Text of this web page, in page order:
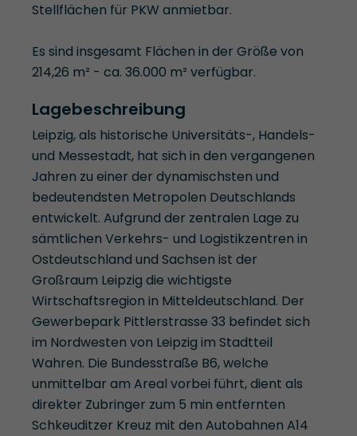
Stellflächen für PKW anmietbar.
Es sind insgesamt Flächen in der Größe von
214,26 m² - ca. 36.000 m² verfügbar.
Lagebeschreibung
Leipzig, als historische Universitäts-, Handels-
und Messestadt, hat sich in den vergangenen
Jahren zu einer der dynamischsten und
bedeutendsten Metropolen Deutschlands
entwickelt. Aufgrund der zentralen Lage zu
sämtlichen Verkehrs- und Logistikzentren in
Ostdeutschland und Sachsen ist der
Großraum Leipzig die wichtigste
Wirtschaftsregion in Mitteldeutschland. Der
Gewerbepark Pittlerstrasse 33 befindet sich
im Nordwesten von Leipzig im Stadtteil
Wahren. Die Bundesstraße B6, welche
unmittelbar am Areal vorbei führt, dient als
direkter Zubringer zum 5 min entfernten
Schkeuditzer Kreuz mit den Autobahnen A14